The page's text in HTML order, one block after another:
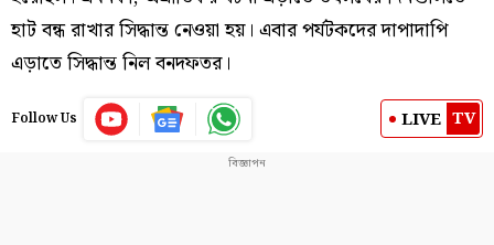
হাট বন্ধ রাখার সিদ্ধান্ত নেওয়া হয়। এবার পর্যটকদের দাপাদাপি
এড়াতে সিদ্ধান্ত নিল বনদফতর।
Follow Us LIVE TV